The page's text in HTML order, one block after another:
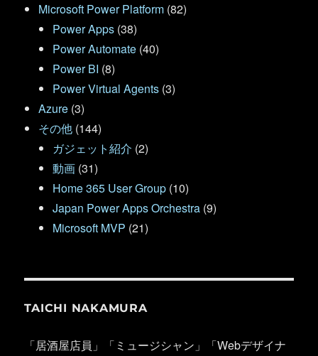
Microsoft Power Platform (82)
Power Apps (38)
Power Automate (40)
Power BI (8)
Power Virtual Agents (3)
Azure (3)
その他 (144)
ガジェット紹介 (2)
動画 (31)
Home 365 User Group (10)
Japan Power Apps Orchestra (9)
Microsoft MVP (21)
TAICHI NAKAMURA
「居酒屋店員」「ミュージシャン」「Webデザイナ